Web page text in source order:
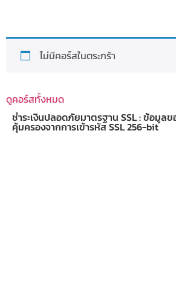
ไม่มีคอร์สในตระกร้า
ดูคอร์สทั้งหมด
ชำระเงินปลอดภัยมาตรฐาน SSL : ข้อมูล
คุ้มครองจากการเข้ารหัส SSL 256-bit